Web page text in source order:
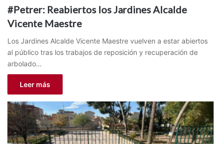
#Petrer: Reabiertos los Jardines Alcalde
Vicente Maestre
Los Jardines Alcalde Vicente Maestre vuelven a estar abiertos
al público tras los trabajos de reposición y recuperación de
arbolado…
Leer más